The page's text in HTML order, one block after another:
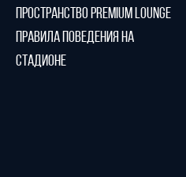
ПРОСТРАНСТВО PREMIUM LOUNGE
ПРАВИЛА ПОВЕДЕНИЯ НА
СТАДИОНЕ